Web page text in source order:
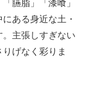
臙脂」「漆喰」
ある身近な土・
主張しすぎない
げなく彩りま